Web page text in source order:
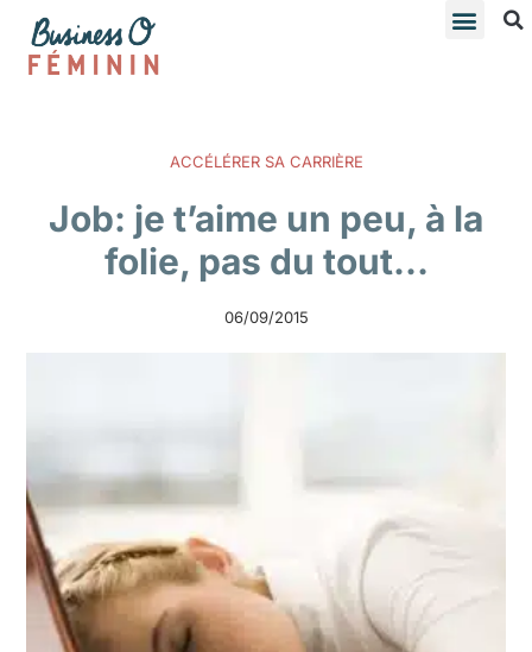
ACCÉLÉRER SA CARRIÈRE
Job: je t’aime un peu, à la
folie, pas du tout…
06/09/2015